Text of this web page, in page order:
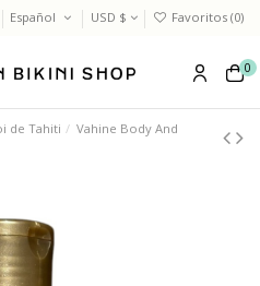
Español USD $ Favoritos (0)
0
de Tahiti
Vahine Body And